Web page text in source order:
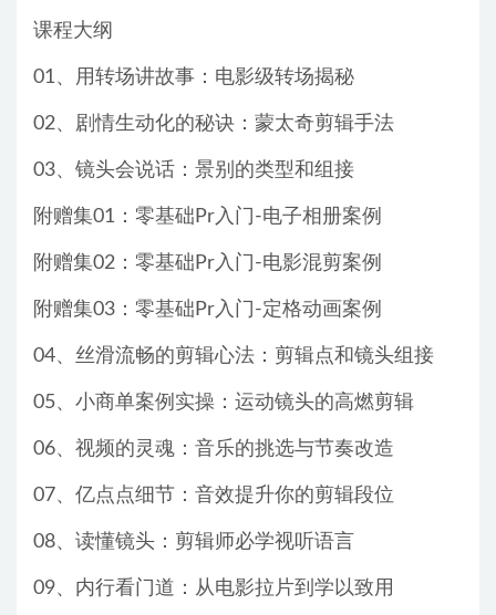
课程大纲
01、用转场讲故事：电影级转场揭秘
02、剧情生动化的秘诀：蒙太奇剪辑手法
03、镜头会说话：景别的类型和组接
附赠集01：零基础Pr入门-电子相册案例
附赠集02：零基础Pr入门-电影混剪案例
附赠集03：零基础Pr入门-定格动画案例
04、丝滑流畅的剪辑心法：剪辑点和镜头组接
05、小商单案例实操：运动镜头的高燃剪辑
06、视频的灵魂：音乐的挑选与节奏改造
07、亿点点细节：音效提升你的剪辑段位
08、读懂镜头：剪辑师必学视听语言
09、内行看门道：从电影拉片到学以致用